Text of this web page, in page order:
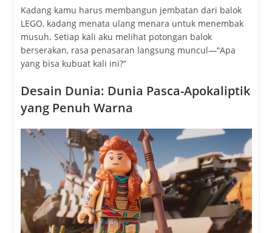
Kadang kamu harus membangun jembatan dari balok
LEGO, kadang menata ulang menara untuk menembak
musuh. Setiap kali aku melihat potongan balok
berserakan, rasa penasaran langsung muncul—“Apa
yang bisa kubuat kali ini?”
Desain Dunia: Dunia Pasca-Apokaliptik
yang Penuh Warna